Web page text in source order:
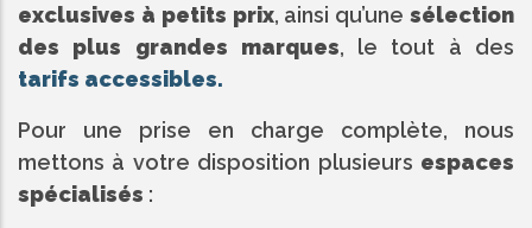
exclusives à petits prix, ainsi qu’une sélection
des plus grandes marques, le tout à des
tarifs accessibles.
Pour une prise en charge complète, nous
mettons à votre disposition plusieurs espaces
spécialisés :